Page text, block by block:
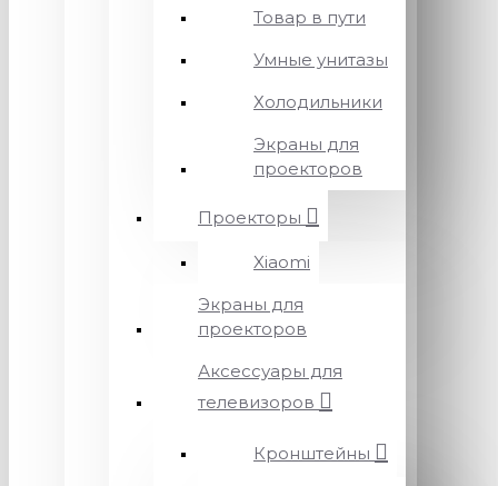
Товар в пути
Умные унитазы
Холодильники
Экраны для
проекторов
Проекторы
Xiaomi
Экраны для
проекторов
Аксессуары для
телевизоров
Кронштейны